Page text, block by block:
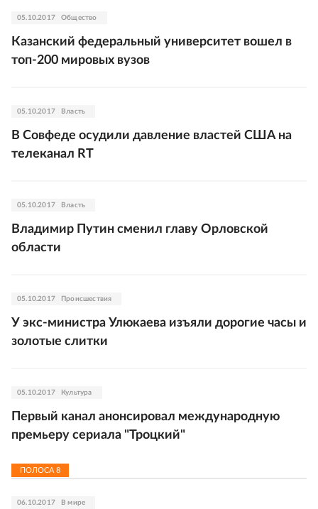
05.10.2017 Общество
Казанский федеральный университет вошел в
топ-200 мировых вузов
05.10.2017 Власть
В Совфеде осудили давление властей США на
телеканал RT
05.10.2017 Власть
Владимир Путин сменил главу Орловской
области
05.10.2017 Происшествия
У экс-министра Улюкаева изъяли дорогие часы и
золотые слитки
05.10.2017 Культура
Первый канал анонсировал международную
премьеру сериала "Троцкий"
ПОЛОСА 8
06.10.2017 В мире